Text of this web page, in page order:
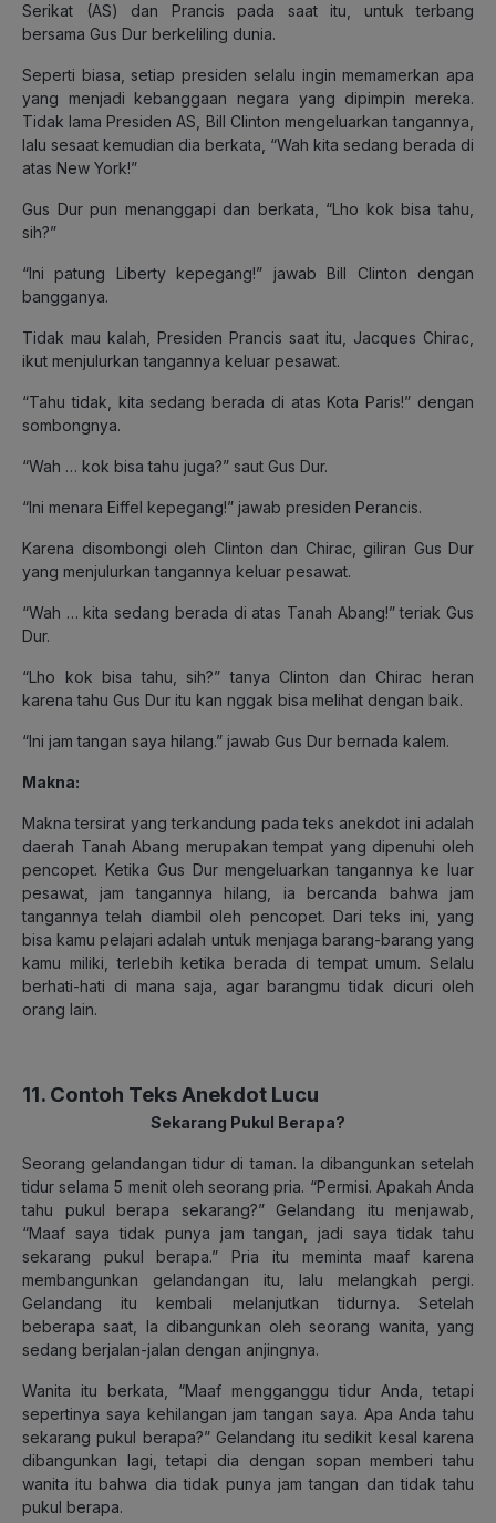
Serikat (AS) dan Prancis pada saat itu, untuk terbang
bersama Gus Dur berkeliling dunia.
Seperti biasa, setiap presiden selalu ingin memamerkan apa
yang menjadi kebanggaan negara yang dipimpin mereka.
Tidak lama Presiden AS, Bill Clinton mengeluarkan tangannya,
lalu sesaat kemudian dia berkata, “Wah kita sedang berada di
atas New York!”
Gus Dur pun menanggapi dan berkata, “Lho kok bisa tahu,
sih?”
“Ini patung Liberty kepegang!” jawab Bill Clinton dengan
bangganya.
Tidak mau kalah, Presiden Prancis saat itu, Jacques Chirac,
ikut menjulurkan tangannya keluar pesawat.
“Tahu tidak, kita sedang berada di atas Kota Paris!” dengan
sombongnya.
“Wah … kok bisa tahu juga?” saut Gus Dur.
“lni menara Eiffel kepegang!” jawab presiden Perancis.
Karena disombongi oleh Clinton dan Chirac, giliran Gus Dur
yang menjulurkan tangannya keluar pesawat.
“Wah … kita sedang berada di atas Tanah Abang!” teriak Gus
Dur.
“Lho kok bisa tahu, sih?” tanya Clinton dan Chirac heran
karena tahu Gus Dur itu kan nggak bisa melihat dengan baik.
“Ini jam tangan saya hilang.” jawab Gus Dur bernada kalem.
Makna:
Makna tersirat yang terkandung pada teks anekdot ini adalah
daerah Tanah Abang merupakan tempat yang dipenuhi oleh
pencopet. Ketika Gus Dur mengeluarkan tangannya ke luar
pesawat, jam tangannya hilang, ia bercanda bahwa jam
tangannya telah diambil oleh pencopet. Dari teks ini, yang
bisa kamu pelajari adalah untuk menjaga barang-barang yang
kamu miliki, terlebih ketika berada di tempat umum. Selalu
berhati-hati di mana saja, agar barangmu tidak dicuri oleh
orang lain.
11. Contoh Teks Anekdot Lucu
Sekarang Pukul Berapa?
Seorang gelandangan tidur di taman. Ia dibangunkan setelah
tidur selama 5 menit oleh seorang pria. “Permisi. Apakah Anda
tahu pukul berapa sekarang?” Gelandang itu menjawab,
“Maaf saya tidak punya jam tangan, jadi saya tidak tahu
sekarang pukul berapa.” Pria itu meminta maaf karena
membangunkan gelandangan itu, lalu melangkah pergi.
Gelandang itu kembali melanjutkan tidurnya. Setelah
beberapa saat, Ia dibangunkan oleh seorang wanita, yang
sedang berjalan-jalan dengan anjingnya.
Wanita itu berkata, “Maaf mengganggu tidur Anda, tetapi
sepertinya saya kehilangan jam tangan saya. Apa Anda tahu
sekarang pukul berapa?” Gelandang itu sedikit kesal karena
dibangunkan lagi, tetapi dia dengan sopan memberi tahu
wanita itu bahwa dia tidak punya jam tangan dan tidak tahu
pukul berapa.